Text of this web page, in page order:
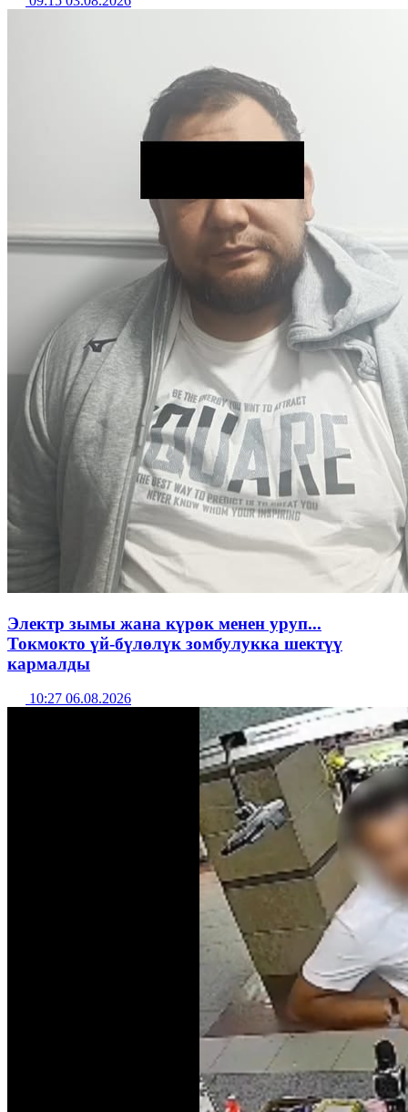
Электр зымы жана күрөк менен уруп...
Токмокто үй-бүлөлүк зомбулукка шектүү
кармалды
10:27 06.08.2026